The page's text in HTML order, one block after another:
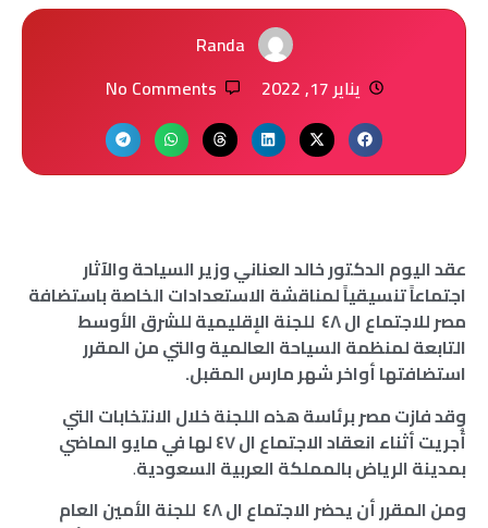
Randa
يناير 17, 2022
No Comments
عقد اليوم الدكتور خالد العناني وزير السياحة والآثار
اجتماعاً تنسيقياً لمناقشة الاستعدادات الخاصة باستضافة
مصر للاجتماع ال ٤٨ للجنة الإقليمية للشرق الأوسط
التابعة لمنظمة السياحة العالمية والتي من المقرر
استضافتها أواخر شهر مارس المقبل.
وقد فازت مصر برئاسة هذه اللجنة خلال الانتخابات التي
أُجريت أثناء انعقاد الاجتماع ال ٤٧ لها في مايو الماضي
بمدينة الرياض بالمملكة العربية السعودية.
ومن المقرر أن يحضر الاجتماع ال ٤٨ للجنة الأمين العام